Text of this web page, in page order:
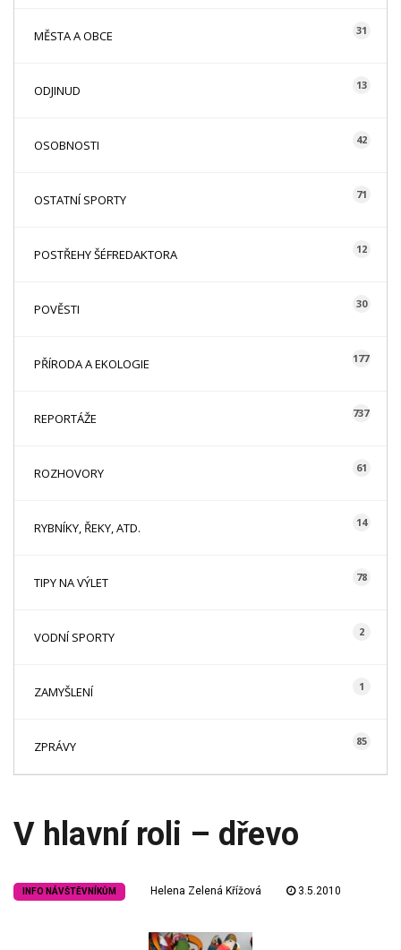
MĚSTA A OBCE 31
ODJINUD 13
OSOBNOSTI 42
OSTATNÍ SPORTY 71
POSTŘEHY ŠÉFREDAKTORA 12
POVĚSTI 30
PŘÍRODA A EKOLOGIE 177
REPORTÁŽE 737
ROZHOVORY 61
RYBNÍKY, ŘEKY, ATD. 14
TIPY NA VÝLET 78
VODNÍ SPORTY 2
ZAMYŠLENÍ 1
ZPRÁVY 85
V hlavní roli – dřevo
INFO NÁVŠTĚVNÍKŮM Helena Zelená Křížová 3.5.2010